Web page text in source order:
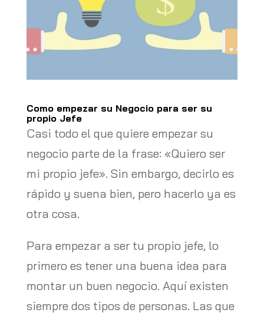
Como empezar su Negocio para ser su
propio Jefe
Casi todo el que quiere empezar su
negocio parte de la frase: «Quiero ser
mi propio jefe». Sin embargo, decirlo es
rápido y suena bien, pero hacerlo ya es
otra cosa.
Para empezar a ser tu propio jefe, lo
primero es tener una buena idea para
montar un buen negocio. Aquí existen
siempre dos tipos de personas. Las que